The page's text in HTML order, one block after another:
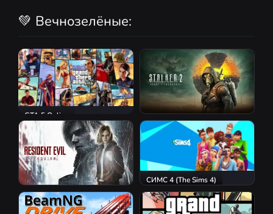
💚 Вечнозелёные:
GTA 5 Online
S.T.A.L.K.E.R. 2: Heart of
Chornobyl
Resident Evil Requiem
СИМС 4 (The Sims 4)